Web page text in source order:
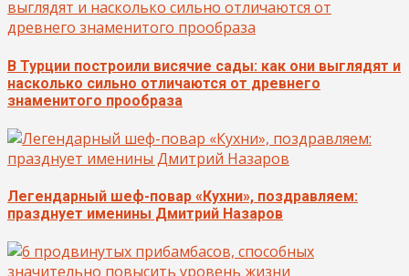
В Турции построили висячие сады: как они выглядят и
насколько сильно отличаются от древнего
знаменитого прообраза
Легендарный шеф-повар «Кухни», поздравляем:
празднует именины Дмитрий Назаров